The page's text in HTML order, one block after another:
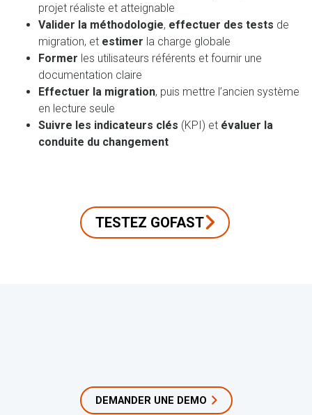
projet réaliste et atteignable
Valider la méthodologie, effectuer des tests de
migration, et estimer la charge globale
Former les utilisateurs référents et fournir une
documentation claire
Effectuer la migration, puis mettre l’ancien système
en lecture seule
Suivre les indicateurs clés (KPI) et évaluer la
conduite du changement
TESTEZ GOFAST
DEMANDER UNE DEMO